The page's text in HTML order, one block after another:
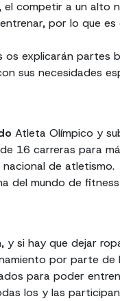
competir a un alto
por lo que es
os explicarán partes
sus necesidades
Atleta Olímpico y
16 carreras para
de atletismo.
del mundo de fitness
y si hay que dejar
por parte de
para poder
los y las